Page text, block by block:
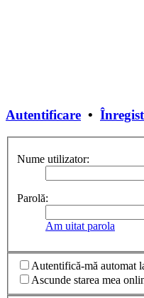
Autentificare •
Nume utilizator:
Parolă:
Am uitat parola
Autentifică-mă automat
Ascunde starea mea